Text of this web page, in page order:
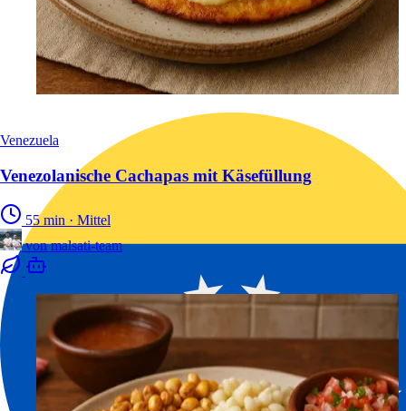
Venezuela
Venezolanische Cachapas mit Käsefüllung
55 min · Mittel
von malsati-team